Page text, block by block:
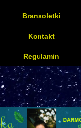
Bransoletki
Kontakt
Regulamin